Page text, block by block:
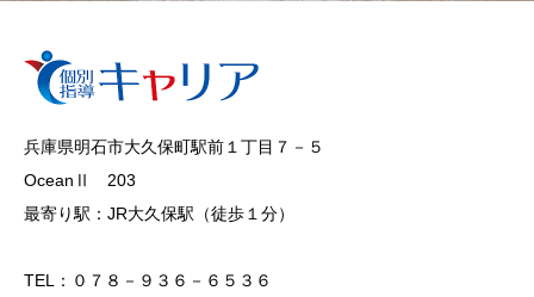
兵庫県明石市大久保町駅前１丁目７－５
OceanⅡ 203
最寄り駅：JR大久保駅（徒歩１分）
TEL：０７８－９３６－６５３６